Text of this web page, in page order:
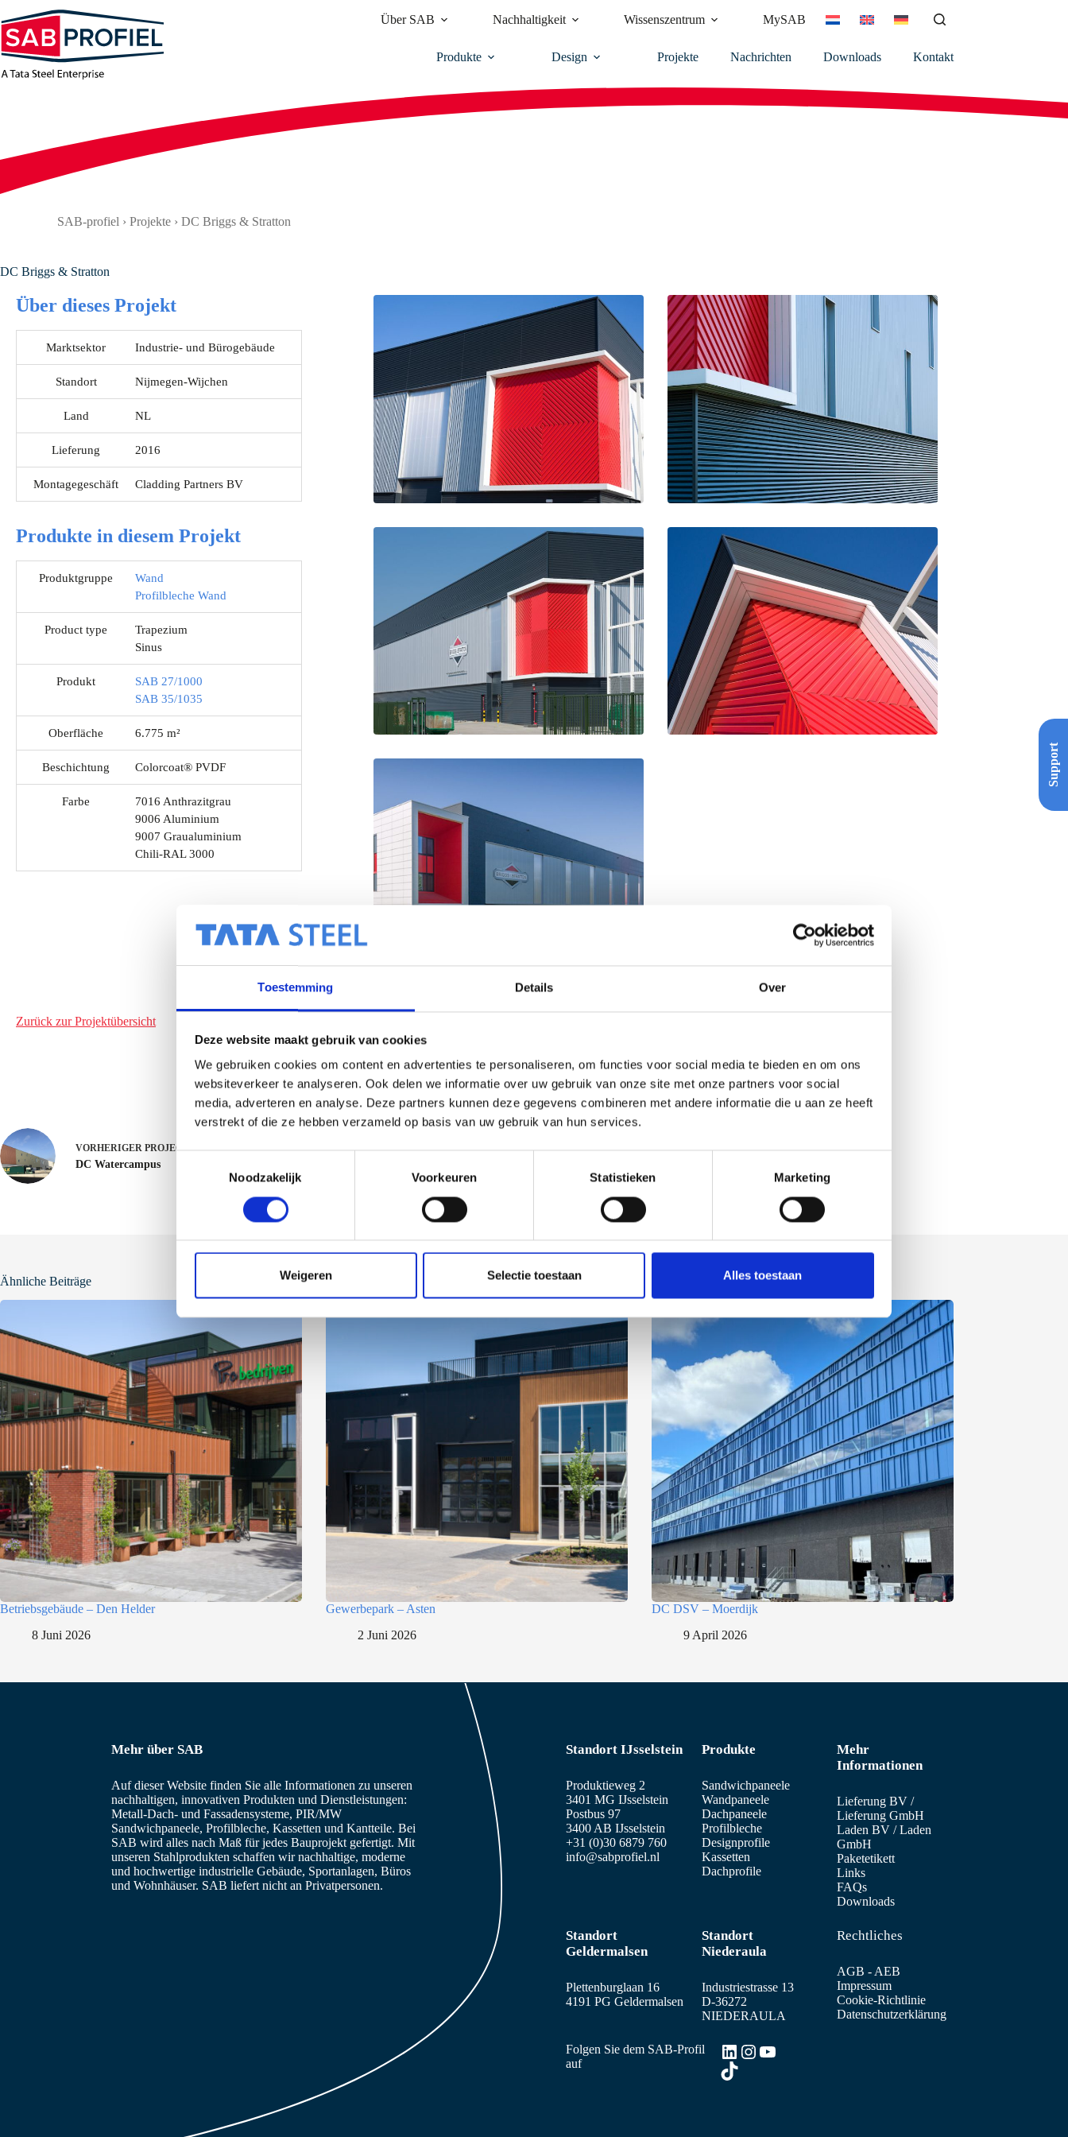
Toestemming Details Over
Deze website maakt gebruik van cookies
We gebruiken cookies om content en advertenties te personaliseren, om functies voor social media te bieden en om ons
websiteverkeer te analyseren. Ook delen we informatie over uw gebruik van onze site met onze partners voor social
media, adverteren en analyse. Deze partners kunnen deze gegevens combineren met andere informatie die u aan ze heeft
verstrekt of die ze hebben verzameld op basis van uw gebruik van hun services.
i
g
s
e
l
t
i
e
Noodzakelijk Voorkeuren Statistieken Marketing
Weigeren Selectie toestaan Alles toestaan
Inhalt
springen
Über SAB Nachhaltigkeit Wissenszentrum MySAB
Produkte Design Projekte Nachrichten Downloads Kontakt
SAB-profiel › Projekte › DC Briggs & Stratton
DC Briggs & Stratton
Über dieses Projekt
Marktsektor Industrie- und Bürogebäude
Standort Nijmegen-Wijchen
Land NL
Lieferung 2016
Montagegeschäft Cladding Partners BV
Produkte in diesem Projekt
Produktgruppe
Wand
Profilbleche Wand
Product type
Trapezium
Sinus
Produkt
SAB 27/1000
SAB 35/1035
Oberfläche 6.775 m²
Beschichtung Colorcoat® PVDF
Farbe
7016 Anthrazitgrau
9006 Aluminium
9007 Graualuminium
Chili-RAL 3000
Zurück zur Projektübersicht
VORHERIGER PROJECT
DC Watercampus
Ähnliche Beiträge
Betriebsgebäude – Den Helder
8 Juni 2026
Gewerbepark – Asten
2 Juni 2026
DC DSV – Moerdijk
9 April 2026
Support
Mehr über SAB
Auf dieser Website finden Sie alle Informationen zu unseren
nachhaltigen, innovativen Produkten und Dienstleistungen:
Metall-Dach- und Fassadensysteme, PIR/MW
Sandwichpaneele, Profilbleche, Kassetten und Kantteile. Bei
SAB wird alles nach Maß für jedes Bauprojekt gefertigt. Mit
unseren Stahlprodukten schaffen wir nachhaltige, moderne
und hochwertige industrielle Gebäude, Sportanlagen, Büros
und Wohnhäuser. SAB liefert nicht an Privatpersonen.
Standort IJsselstein
Produktieweg 2
3401 MG IJsselstein
Postbus 97
3400 AB IJsselstein
+31 (0)30 6879 760
info@sabprofiel.nl
Produkte
Sandwichpaneele
Wandpaneele
Dachpaneele
Profilbleche
Designprofile
Kassetten
Dachprofile
Mehr
Informationen
Lieferung BV /
Lieferung GmbH
Laden BV /Laden
GmbH
Paketetikett
Links
FAQs
Downloads
Standort
Geldermalsen
Plettenburglaan 16
4191 PG Geldermalsen
Standort
Niederaula
Industriestrasse 13
D-36272
NIEDERAULA
Rechtliches
AGB - AEB
Impressum
Cookie-Richtlinie
Datenschutzerklärung
Folgen Sie dem SAB-Profil
auf
LinkedIn
Instagram
YouTube
TikTok